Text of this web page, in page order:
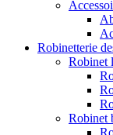
Robinetterie
Robinet
Robinet